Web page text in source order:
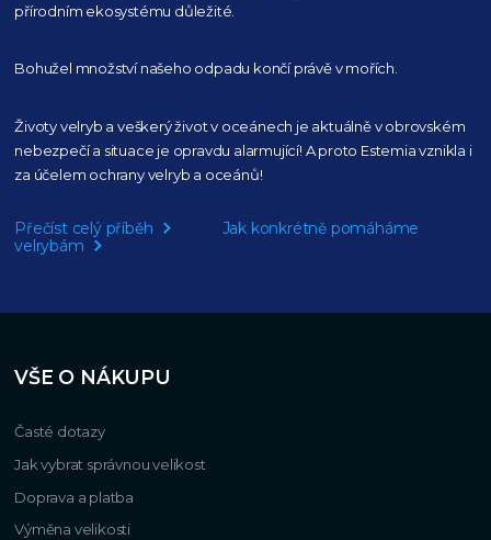
přírodním ekosystému důležité.
Bohužel množství našeho odpadu končí právě v mořích.
Životy velryb a veškerý život v oceánech je aktuálněv obrovském
nebezpečí a situace je opravdu alarmující! A proto Estemia vznikla i
za účelem ochrany velryb a oceánů!
Přečíst celý příběh
Jak konkrétně pomáháme
velrybám
VŠE O NÁKUPU
Časté dotazy
Jak vybrat správnou velikost
Doprava a platba
Výměna velikosti